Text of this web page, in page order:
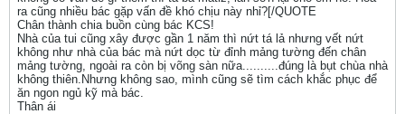
ra cũng nhiều bác gặp vấn đề khó chịu này nhỉ?[/QUOTE
Chân thành chia buồn cùng bác KCS!
Nhà của tui cũng xây được gần 1 năm thì nứt tá lả nhưng vết nứt
không như nhà của bác mà nứt dọc từ đỉnh mảng tường đến chân
mảng tường, ngoài ra còn bị võng sàn nữa..........đúng là bụt chùa nhà
không thiên.Nhưng không sao, mình cũng sẽ tìm cách khắc phục để
ăn ngon ngủ kỹ mà bác.
Thân ái